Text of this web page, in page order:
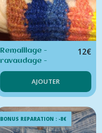
Remaillage -
ravaudage -
rapiéçage pull -
12€
AJOUTER
BONUS REPARATION : -8€